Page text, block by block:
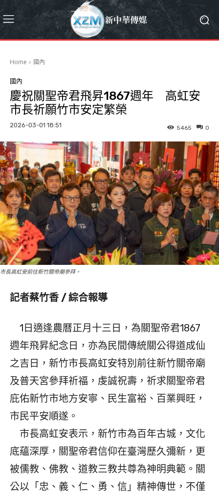
Home 國內
國內
慶祝關聖帝君飛昇1867週年 高虹安
市長祈願竹市安定繁榮
2026-03-01 18:51 0
5465
市長高虹安前往新竹關帝廟參拜。
記者蔡竹香 / 綜合報導
1日適逢農曆正月十三日，為關聖帝君1867
週年飛昇紀念日，亦為民間傳統關公得道成仙
之吉日，新竹市長高虹安特別前往新竹關帝廟
及普天宮參拜祈福，虔誠祝壽，祈求關聖帝君
庇佑新竹市地方安寧、民生富裕、百業興旺，
市民平安順遂。
市長高虹安表示，新竹市為百年古城，文化
底蘊深厚，關聖帝君信仰在臺灣歷久彌新，更
被儒教、佛教、道教三教共尊為神明典範。關
公以「忠、義、仁、勇、信」精神傳世，不僅